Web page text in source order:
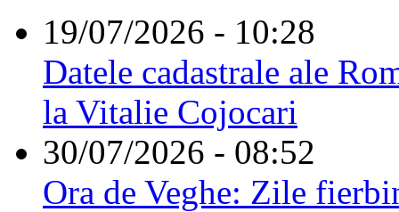
19/07/2026 - 10:28
Datele cadastrale ale
la Vitalie Cojocari
30/07/2026 - 08:52
Ora de Veghe: Zile